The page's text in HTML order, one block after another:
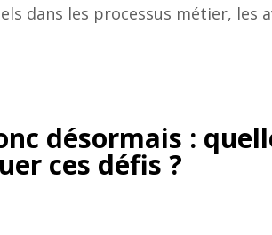
dans les processus métier, les
désormais :
ces défis ?